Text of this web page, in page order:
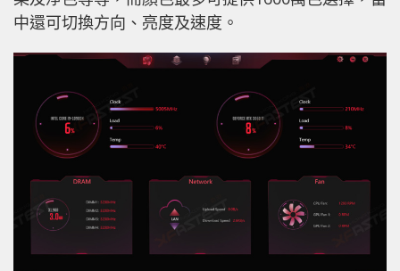
中還可切換方向、亮度及速度。